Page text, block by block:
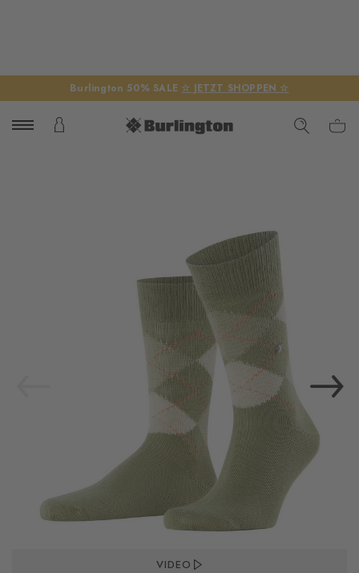
Burlington 50% SALE ☆ JETZT SHOPPEN ☆
VIDEO